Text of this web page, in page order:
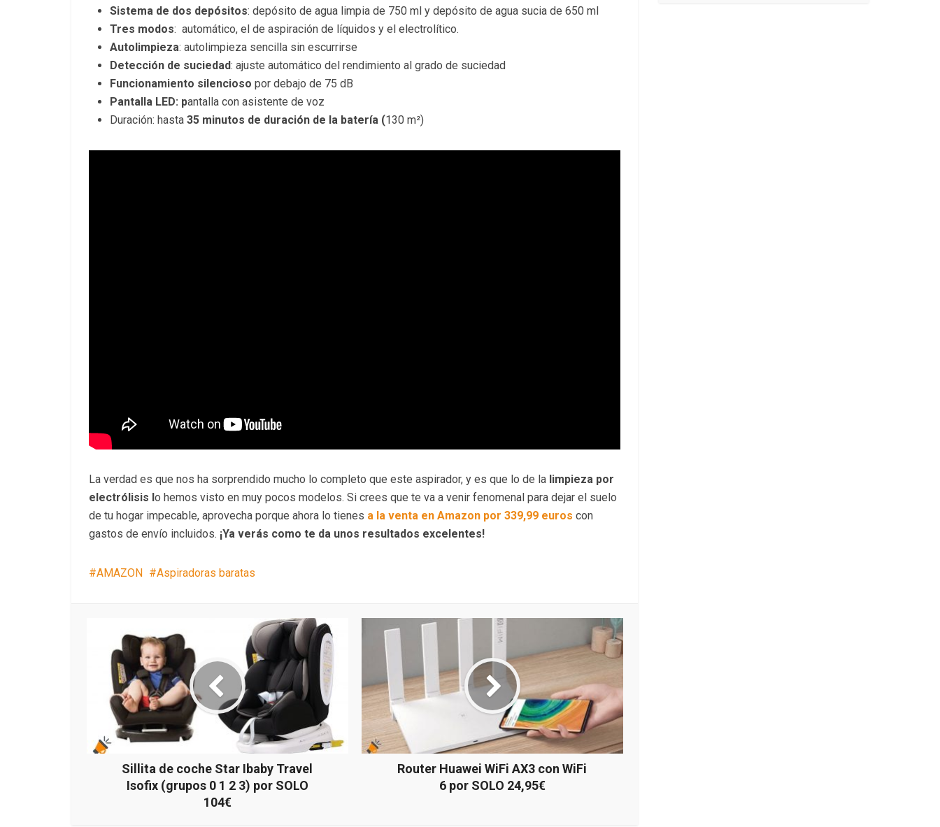
Sistema de dos depósitos: depósito de agua limpia de 750 ml y depósito de agua sucia de 650 ml
Tres modos: automático, el de aspiración de líquidos y el electrolítico.
Autolimpieza: autolimpieza sencilla sin escurrirse
Detección de suciedad: ajuste automático del rendimiento al grado de suciedad
Funcionamiento silencioso por debajo de 75 dB
Pantalla LED: pantalla con asistente de voz
Duración: hasta 35 minutos de duración de la batería (130 m²)
La verdad es que nos ha sorprendido mucho lo completo que este aspirador, y es que lo de la limpieza por
electrólisis lo hemos visto en muy pocos modelos. Si crees que te va a venir fenomenal para dejar el suelo
de tu hogar impecable, aprovecha porque ahora lo tienes a la venta en Amazon por 339,99 euros con
gastos de envío incluidos. ¡Ya verás como te da unos resultados excelentes!
AMAZON Aspiradoras baratas
Sillita de coche Star Ibaby Travel
Isofix (grupos 0 1 2 3) por SOLO
104€
Router Huawei WiFi AX3 con WiFi
6 por SOLO 24,95€